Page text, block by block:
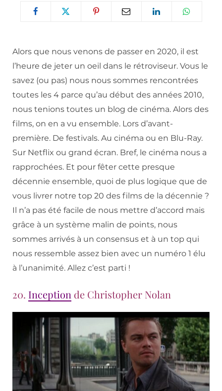
Alors que nous venons de passer en 2020, il est
l’heure de jeter un oeil dans le rétroviseur. Vous le
savez (ou pas) nous nous sommes rencontrées
toutes les 4 parce qu’au début des années 2010,
nous tenions toutes un blog de cinéma. Alors des
films, on en a vu ensemble. Lors d’avant-
première. De festivals. Au cinéma ou en Blu-Ray.
Sur Netflix ou grand écran. Bref, le cinéma nous a
rapprochées. Et pour fêter cette presque
décennie ensemble, quoi de plus logique que de
vous livrer notre top 20 des films de la décennie ?
Il n’a pas été facile de nous mettre d’accord mais
grâce à un système malin de points, nous
sommes arrivés à un consensus et à un top qui
nous ressemble assez bien avec un numéro 1 élu
à l’unanimité. Allez c’est parti !
20. Inception de Christopher Nolan